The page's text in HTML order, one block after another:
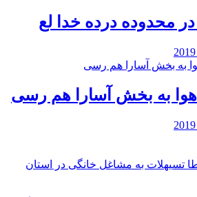
محدوده درده خدا لع
هوا به بخش آسارا هم رسی